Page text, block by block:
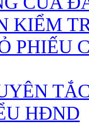
KIỂM
PHIẾU
HĐND